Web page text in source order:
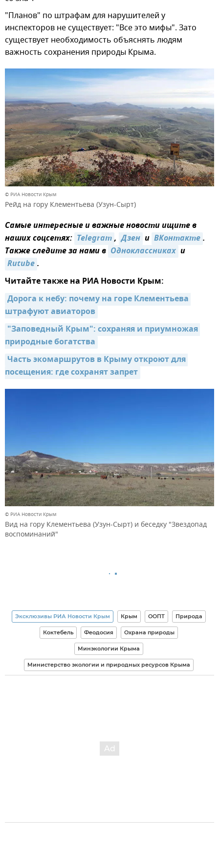
"Планов" по штрафам для нарушителей у
инспекторов не существует: "Все это мифы". Зато
существует необходимость объяснять людям
важность сохранения природы Крыма.
© РИА Новости Крым
Рейд на гору Клементьева (Узун-Сырт)
Самые интересные и важные новости ищите в
наших соцсетях: Telegram, Дзен и ВКонтакте.
Также следите за нами в Одноклассниках и
Rutube.
Читайте также на РИА Новости Крым:
Дорога к небу: почему на горе Клементьева
штрафуют авиаторов
"Заповедный Крым": сохраняя и приумножая
природные богатства
Часть экомаршрутов в Крыму откроют для
посещения: где сохранят запрет
© РИА Новости Крым
Вид на гору Клементьева (Узун-Сырт) и беседку "Звездопад
воспоминаний"
Эксклюзивы РИА Новости Крым Крым ООПТ Природа
Коктебель Феодосия Охрана природы
Минэкологии Крыма
Министерство экологии и природных ресурсов Крыма